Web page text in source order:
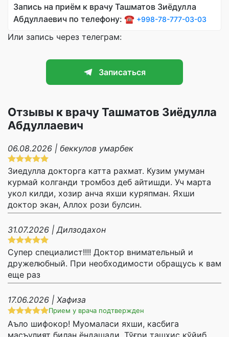
Запись на приём к врачу Ташматов Зиёдулла
Абдуллаевич по телефону: ☎️ +998-78-777-03-03
Или запись через телеграм:
Записаться
Отзывы к врачу Ташматов Зиёдулла
Абдуллаевич
06.08.2026 | беккулов умарбек
Зиедулла докторга катта рахмат. Кузим умуман
курмай колганди тромбоз деб айтишди. Уч марта
укол килди, хозир анча яхши куряпман. Яхши
доктор экан, Аллох рози булсин.
31.07.2026 | Дилзодахон
Супер специалист!!!! Доктор внимательный и
дружелюбный. При необходимости обращусь к вам
еще раз
17.06.2026 | Хафиза
Прием у врача подтвержден
Аъло шифокор! Муомаласи яхши, касбига
масъулият билан ёндашади. Тўғри ташхис қўйиб,